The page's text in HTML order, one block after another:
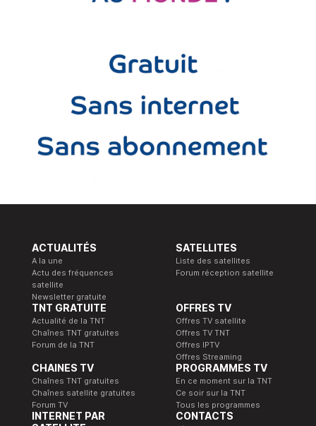
ACTUALITÉS
A la une
Actu des fréquences
satellite
Newsletter gratuite
SATELLITES
Liste des satellites
Forum réception satellite
TNT GRATUITE
Actualité de la TNT
Chaînes TNT gratuites
Forum de la TNT
OFFRES TV
Offres TV satellite
Offres TV TNT
Offres IPTV
Offres Streaming
CHAINES TV
Chaînes TNT gratuites
Chaînes satellite gratuites
Forum TV
PROGRAMMES TV
En ce moment sur la TNT
Ce soir sur la TNT
Tous les programmes
INTERNET PAR
CONTACTS